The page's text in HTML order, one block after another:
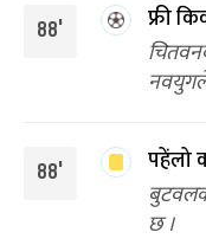
88'
फ्री
88'
पहेंलो
छ ।